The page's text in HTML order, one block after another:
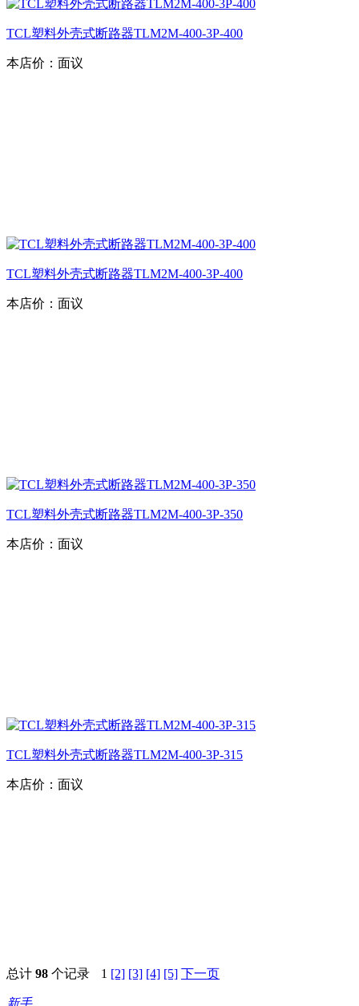
TCL塑料外壳式断路器TLM2M-400-3P-400
本店价： 面议
TCL塑料外壳式断路器TLM2M-400-3P-400
本店价： 面议
TCL塑料外壳式断路器TLM2M-400-3P-350
本店价： 面议
TCL塑料外壳式断路器TLM2M-400-3P-315
本店价： 面议
总计 98 个记录 1 [2] [3] [4] [5] 下一页